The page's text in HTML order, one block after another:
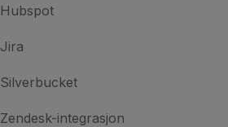
Hubspot
Jira
Silverbucket
Zendesk-integrasjon